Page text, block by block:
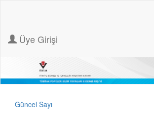
Üye Girişi
Güncel Sayı